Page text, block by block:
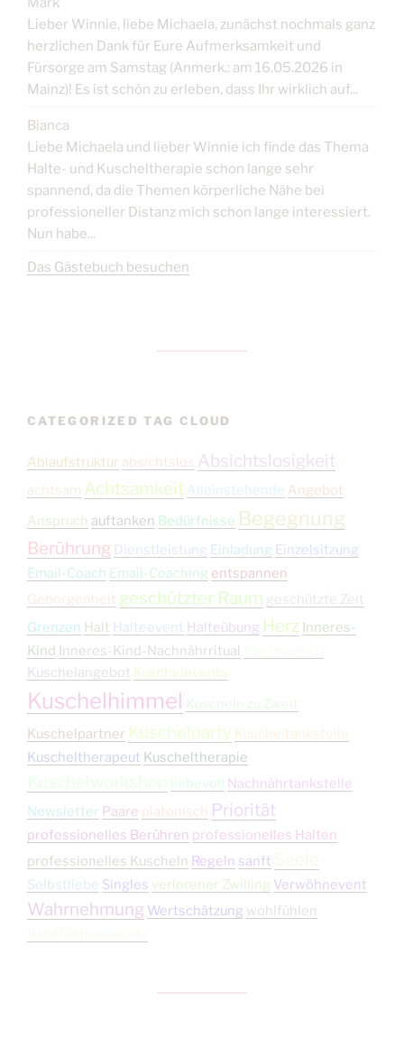
Lieber Winnie, liebe Michaela, zunächst nochmals ganz
herzlichen Dank für Eure Aufmerksamkeit und
Fürsorge am Samstag (Anmerk.: am 16.05.2026 in
Mainz)! Es ist schön zu erleben, dass Ihr wirklich auf...
Bianca
Liebe Michaela und lieber Winnie ich finde das Thema
Halte- und Kuscheltherapie schon lange sehr
spannend, da die Themen körperliche Nähe bei
professioneller Distanz mich schon lange interessiert.
Nun habe...
Das Gästebuch besuchen
CATEGORIZED TAG CLOUD
Ablaufstruktur absichtslos Absichtslosigkeit
achtsam Achtsamkeit Alleinstehende Angebot
Anspruch auftanken Bedürfnisse Begegnung
Berührung Dienstleistung Einladung Einzelsitzung
Email-Coach Email-Coaching entspannen
Geborgenheit geschützter Raum geschützte Zeit
Grenzen Halt Halteevent Halteübung Herz Inneres-
Kind Inneres-Kind-Nachnährritual
Kuschelangebot Kuschelevents
Kuschelhimmel Kuscheln zu Zweit
Kuschelpartner Kuschelparty Kuscheltankstelle
Kuscheltherapeut Kuscheltherapie
Kuschelworkshop liebevoll Nachnährtankstelle
Newsletter Paare platonisch Priorität
professionelles Berühren professionelles Halten
professionelles Kuscheln Regeln sanft
Selbstliebe Singles verlorener Zwilling Verwöhnevent
Wahrnehmung Wertschätzung wohlfühlen